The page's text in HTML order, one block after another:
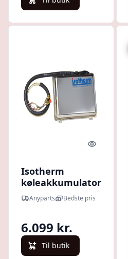
Quick look
Isotherm
køleakkumulator
tank 3 L med
kobling - 1283025
Anyparts Bedste pris
6.099 kr.
Til butik